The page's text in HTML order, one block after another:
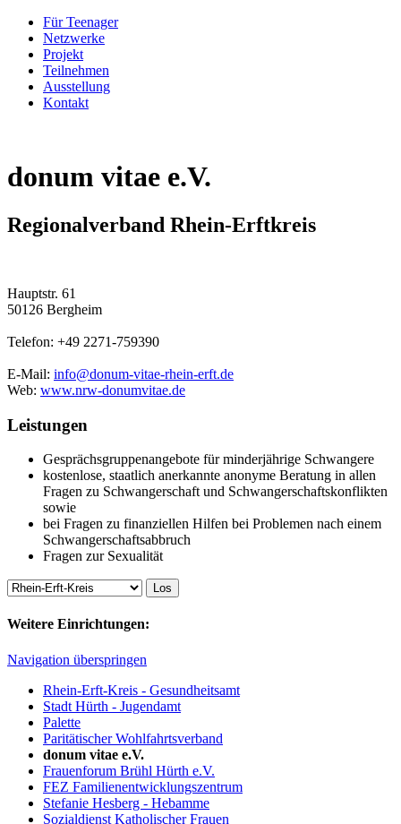
Für Teenager
Netzwerke
Projekt
Teilnehmen
Ausstellung
Kontakt
donum vitae e.V.
Regionalverband Rhein-Erftkreis
Hauptstr. 61
50126 Bergheim
Telefon: +49 2271-759390
E-Mail: info@donum-vitae-rhein-erft.de
Web: www.nrw-donumvitae.de
Leistungen
Gesprächsgruppenangebote für minderjährige Schwangere
kostenlose, staatlich anerkannte anonyme Beratung in allen
Fragen zu Schwangerschaft und Schwangerschaftskonflikten
sowie
bei Fragen zu finanziellen Hilfen bei Problemen nach einem
Schwangerschaftsabbruch
Fragen zur Sexualität
Weitere Einrichtungen:
Navigation überspringen
Rhein-Erft-Kreis - Gesundheitsamt
Stadt Hürth - Jugendamt
Palette
Paritätischer Wohlfahrtsverband
donum vitae e.V.
Frauenforum Brühl Hürth e.V.
FEZ Familienentwicklungszentrum
Stefanie Hesberg - Hebamme
Sozialdienst Katholischer Frauen